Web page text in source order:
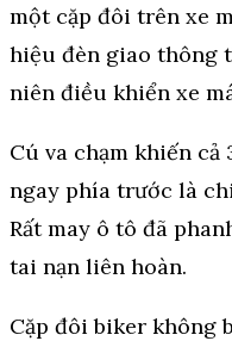
một cặp đôi trên xe
hiệu đèn giao thông
niên điều khiển xe
Cú va chạm khiến
ngay phía trước là
Rất may ô tô đã
tai nạn liên hoàn.
Cặp đôi biker không